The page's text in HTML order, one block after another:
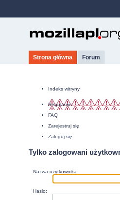
Strona główna Forum
Indeks witryny
Regulamin
FAQ
Zarejestruj się
Zaloguj się
Tylko zalogowani
Nazwa użytkownika:
Hasło: